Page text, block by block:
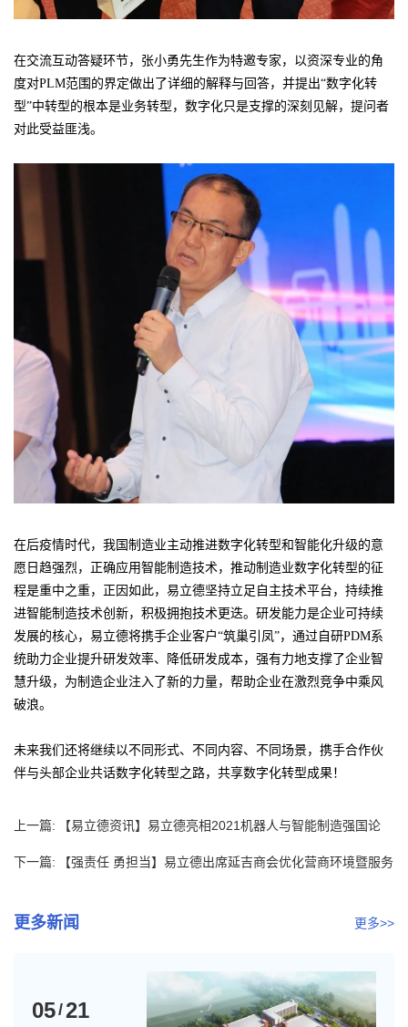
在交流互动答疑环节，张小勇先生作为特邀专家，以资深专业的角
度对PLM范围的界定做出了详细的解释与回答，并提出“数字化转
型”中转型的根本是业务转型，数字化只是支撑的深刻见解，提问者
对此受益匪浅。
在后疫情时代，我国制造业主动推进数字化转型和智能化升级的意
愿日趋强烈，正确应用智能制造技术，推动制造业数字化转型的征
程是重中之重，正因如此，易立德坚持立足自主技术平台，持续推
进智能制造技术创新，积极拥抱技术更迭。研发能力是企业可持续
发展的核心，易立德将携手企业客户“筑巢引凤”，通过自研PDM系
统助力企业提升研发效率、降低研发成本，强有力地支撑了企业智
慧升级，为制造企业注入了新的力量，帮助企业在激烈竞争中乘风
破浪。
未来我们还将继续以不同形式、不同内容、不同场景，携手合作伙
伴与头部企业共话数字化转型之路，共享数字化转型成果！
上一篇:
【易立德资讯】易立德亮相2021机器人与智能制造强国论
坛，助...
下一篇:
【强责任 勇担当】易立德出席延吉商会优化营商环境暨服务
更多新闻 更多>>
05/21